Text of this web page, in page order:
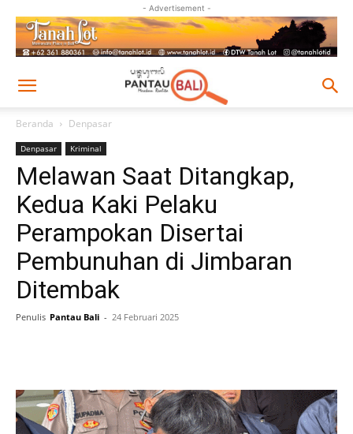
- Advertisement -
Beranda Denpasar
Denpasar Kriminal
Melawan Saat Ditangkap,
Kedua Kaki Pelaku
Perampokan Disertai
Pembunuhan di Jimbaran
Ditembak
Penulis Pantau Bali - 24 Februari 2025